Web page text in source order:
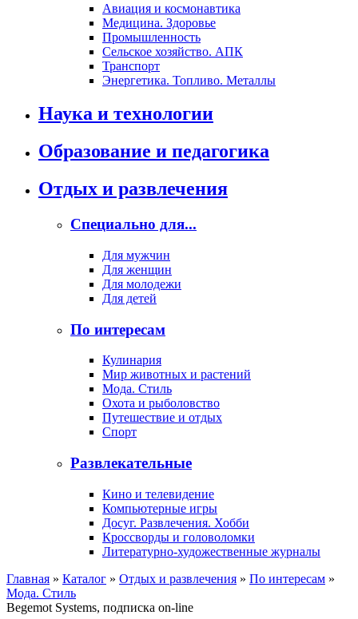
Авиация и космонавтика
Медицина. Здоровье
Промышленность
Сельское хозяйство. АПК
Транспорт
Энергетика. Топливо. Металлы
Наука и технологии
Образование и педагогика
Отдых и развлечения
Специально для...
Для мужчин
Для женщин
Для молодежи
Для детей
По интересам
Кулинария
Мир животных и растений
Мода. Стиль
Охота и рыболовство
Путешествие и отдых
Спорт
Развлекательные
Кино и телевидение
Компьютерные игры
Досуг. Развлечения. Хобби
Кроссворды и головоломки
Литературно-художественные журналы
Главная » Каталог » Отдых и развлечения » По интересам »
Мода. Стиль
Begemot Systems, подписка on-line